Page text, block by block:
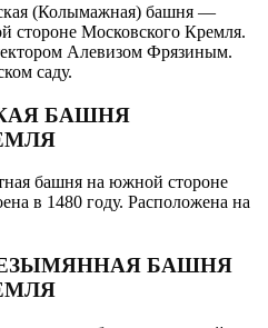
(Колымажная) башня —
стороне Московского Кремля.
Алевизом Фрязиным.
саду.
БАШНЯ
башня на южной стороне
в 1480 году. Расположена на
БАШНЯ